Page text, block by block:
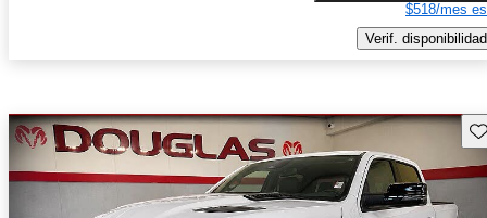
$518/mes
Verif. disponibilidad